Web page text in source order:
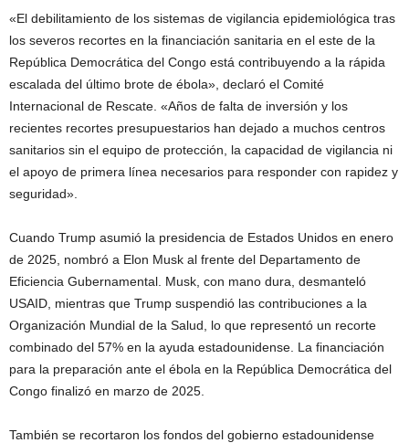
«El debilitamiento de los sistemas de vigilancia epidemiológica tras
los severos recortes en la financiación sanitaria en el este de la
República Democrática del Congo está contribuyendo a la rápida
escalada del último brote de ébola», declaró el Comité
Internacional de Rescate. «Años de falta de inversión y los
recientes recortes presupuestarios han dejado a muchos centros
sanitarios sin el equipo de protección, la capacidad de vigilancia ni
el apoyo de primera línea necesarios para responder con rapidez y
seguridad».
Cuando Trump asumió la presidencia de Estados Unidos en enero
de 2025, nombró a Elon Musk al frente del Departamento de
Eficiencia Gubernamental. Musk, con mano dura, desmanteló
USAID, mientras que Trump suspendió las contribuciones a la
Organización Mundial de la Salud, lo que representó un recorte
combinado del 57% en la ayuda estadounidense. La financiación
para la preparación ante el ébola en la República Democrática del
Congo finalizó en marzo de 2025.
También se recortaron los fondos del gobierno estadounidense